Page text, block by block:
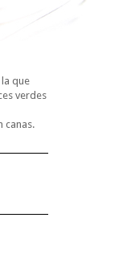
que
verdes
canas.